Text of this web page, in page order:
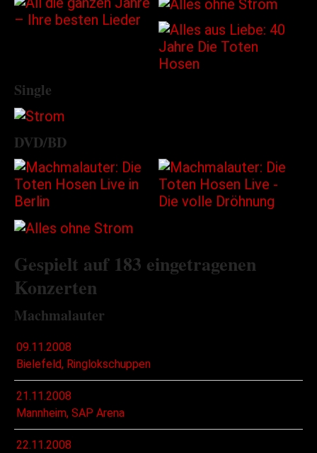
Single
DVD/BD
Gespielt auf 183 eingetragenen
Konzerten
Machmalauter
09.11.2008
Bielefeld, Ringlokschuppen
21.11.2008
Mannheim, SAP Arena
22.11.2008